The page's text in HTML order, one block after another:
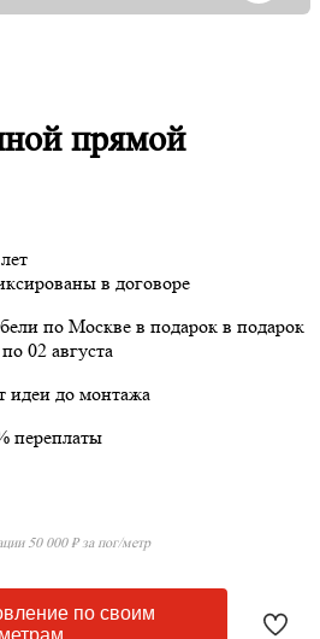
прямой
в договоре
по Москве в подарок в подарок
02 августа
идеи до монтажа
переплаты
50 000 ₽ за пог/метр
по своим